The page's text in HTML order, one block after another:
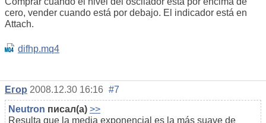
cero, vender cuando está por debajo. El indicador está en
Attach.
difhp.mq4
Егор 2008.12.30 16:16 #7
Neutron писал(а) >>
Resulta que la media exponencial es la más suave de